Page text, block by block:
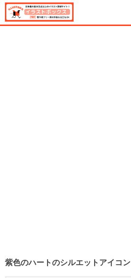
紫色のハートのシルエットアイコン